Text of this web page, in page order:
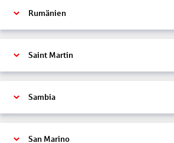
Rumänien
Saint Martin
Sambia
San Marino